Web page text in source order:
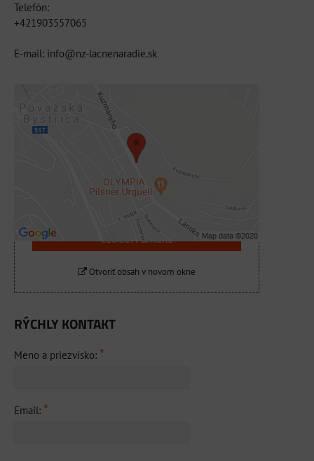
Telefón:
+421903557065
E-mail: info@nz-lacnenaradie.sk
Externý obsah je blokovaný Voľbami
súkromia
Prajete si načítať externý obsah?
Povoliť tentokrát
Povoliť a zapamätať - súhlas s druhom
cookie: Funkčné
Otvoriť obsah v novom okne
RÝCHLY KONTAKT
Meno a priezvisko: *
Email: *